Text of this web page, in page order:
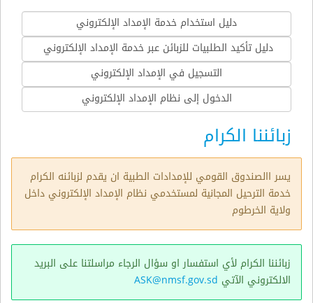
دليل استخدام خدمة الإمداد الإلكتروني
دليل تأكيد الطلبيات للزبائن عبر خدمة الإمداد الإلكتروني
التسجيل في الإمداد الإلكتروني
الدخول إلى نظام الإمداد الإلكتروني
زبائننا الكرام
يسر االصندوق القومي للإمدادات الطبية ان يقدم لزبائنه الكرام
خدمة الترحيل المجانية لمستخدمي نظام الإمداد الإلكتروني داخل
ولاية الخرطوم
زبائننا الكرام لأي استفسار او سؤال الرجاء مراسلتنا على البريد
الالكتروني الآتي ASK@nmsf.gov.sd